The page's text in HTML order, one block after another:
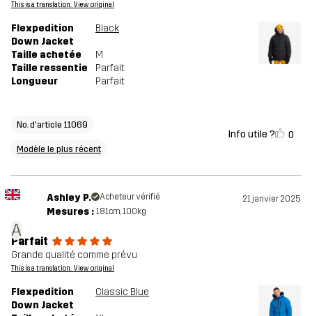
This is a translation. View original
Flexpedition
Down Jacket
Black
Taille achetée
M
Taille ressentie
Parfait
Longueur
Parfait
No. d'article 11069
Modèle le plus récent
Info utile ? 0
A
Ashley P. Acheteur vérifié 21 janvier 2025
Mesures : 181cm, 100kg
Parfait
Grande qualité comme prévu
This is a translation. View original
Flexpedition
Down Jacket
Classic Blue